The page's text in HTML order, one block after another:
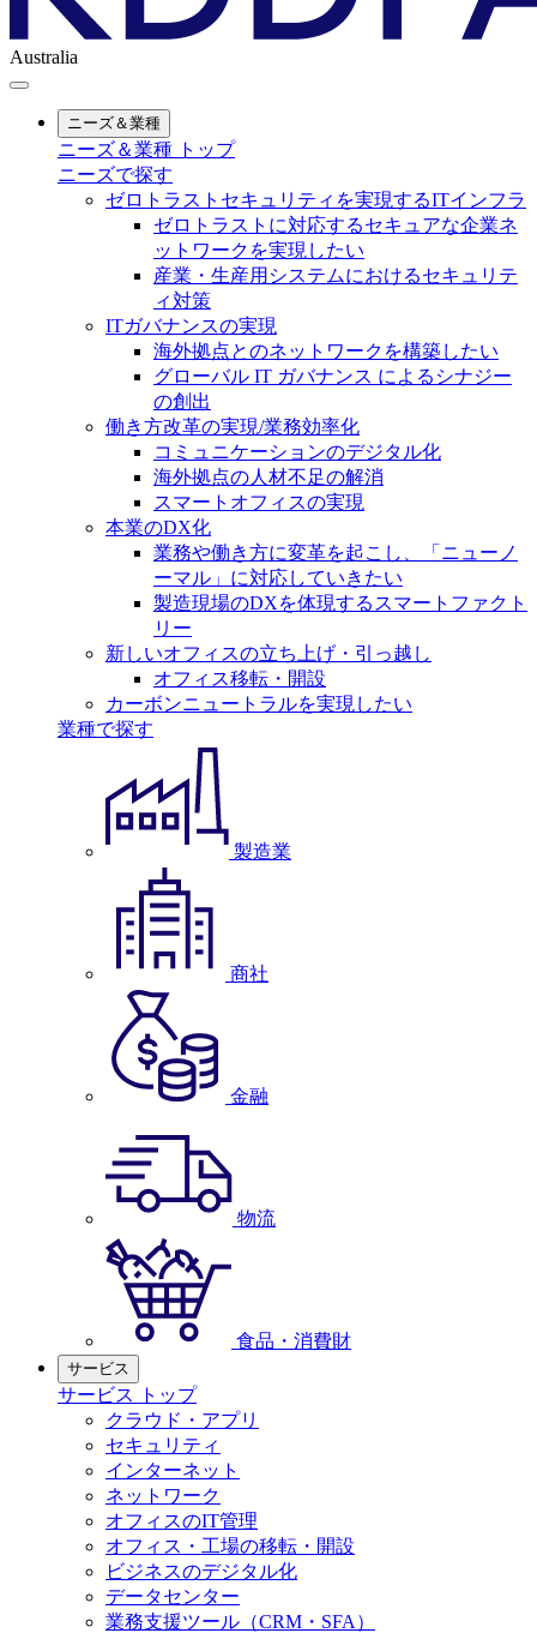
Australia
ニーズ＆業種
ニーズ＆業種 トップ
ニーズで探す
ゼロトラストセキュリティを実現するITインフラ
ゼロトラストに対応するセキュアな企業ネ
ットワークを実現したい
産業・生産用システムにおけるセキュリテ
ィ対策
ITガバナンスの実現
海外拠点とのネットワークを構築したい
グローバル IT ガバナンス によるシナジー
の創出
働き方改革の実現/業務効率化
コミュニケーションのデジタル化
海外拠点の人材不足の解消
スマートオフィスの実現
本業のDX化
業務や働き方に変革を起こし、「ニューノ
ーマル」に対応していきたい
製造現場のDXを体現するスマートファクト
リー
新しいオフィスの立ち上げ・引っ越し
オフィス移転・開設
カーボンニュートラルを実現したい
業種で探す
製造業
商社
金融
物流
食品・消費財
サービス
サービス トップ
クラウド・アプリ
セキュリティ
インターネット
ネットワーク
オフィスのIT管理
オフィス・工場の移転・開設
ビジネスのデジタル化
データセンター
業務支援ツール（CRM・SFA）